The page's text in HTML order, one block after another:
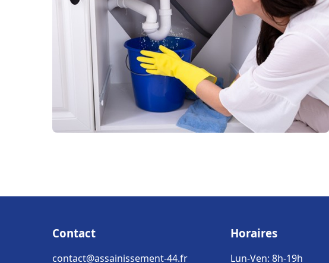
Contact
contact@assainissement-44.fr
Horaires
Lun-Ven: 8h-19h